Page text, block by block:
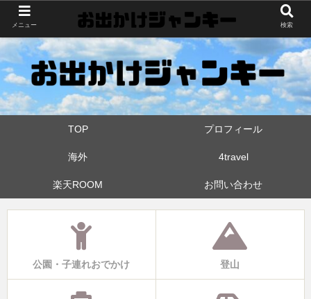
世界中・日本中を旅したおでかけ狂なパパが埼玉県と近県の公園やお出かけス
ポットを攻めています！たまに登山も
TOP プロフィール
海外 4travel
楽天ROOM お問い合わせ
公園・子連れおでかけ 登山
メニュー 検索